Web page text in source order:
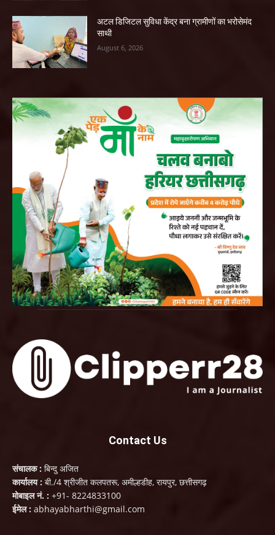
अटल डिजिटल सुविधा केंद्र बना ग्रामीणों का भरोसेमंद
साथी
August 6, 2026
Contact Us
संचालक : बिन्दु अजित
कार्यालय : बी./4 श्रीजीत कलपतरू, अमील्हडीह, रायपुर, छत्तीसगढ़
मोबाइल नं. : +91- 8224833100
ईमेल : abhayabharthi@gmail.com